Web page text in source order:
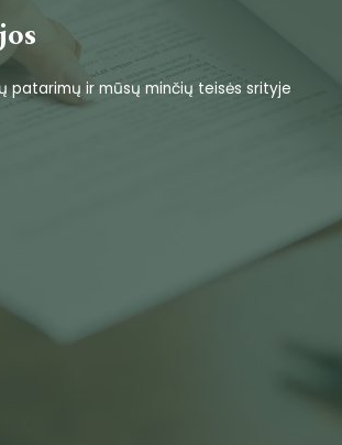
patarimų ir mūsų minčių teisės srityje